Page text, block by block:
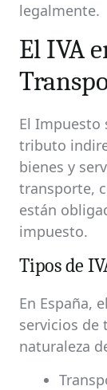
legalmente.
El IVA
El Impuesto
tributo
bienes y
transporte,
están
impuesto.
Tipos de
En España,
servicios de
naturaleza